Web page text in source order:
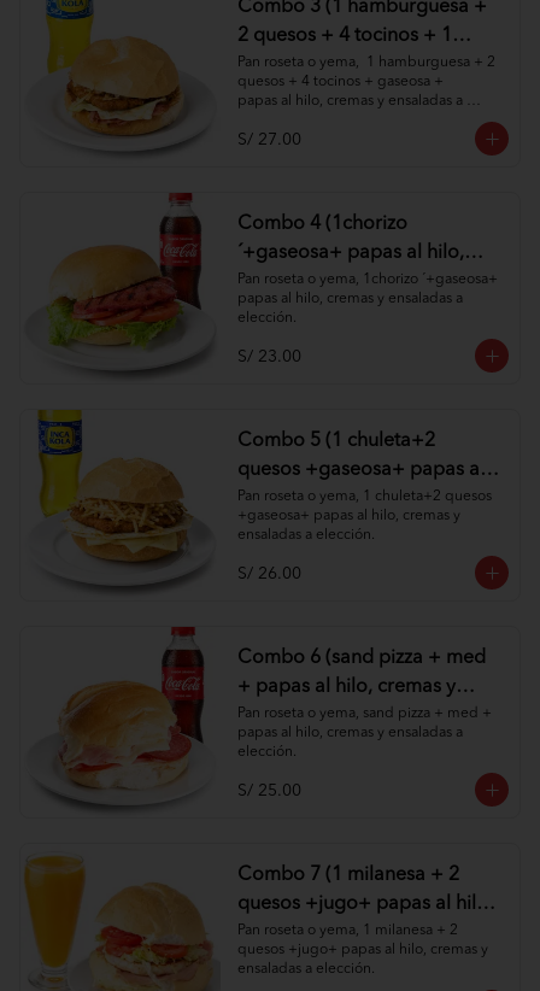
Combo 3 (1 hamburguesa +
2 quesos + 4 tocinos + 1
gaseosa + papas al hilo,
cremas y ensaladas )
Pan roseta o yema,  1 hamburguesa + 2
quesos + 4 tocinos + gaseosa +
papas al hilo, cremas y ensaladas a
S/ 27.00
Combo 4 (1chorizo
´+gaseosa+ papas al hilo,
cremas y ensaladas )
Pan roseta o yema, 1chorizo ´+gaseosa+
papas al hilo, cremas y ensaladas a
elección.
S/ 23.00
Combo 5 (1 chuleta+2
quesos +gaseosa+ papas al
hilo, cremas y ensaladas )
Pan roseta o yema, 1 chuleta+2 quesos
+gaseosa+ papas al hilo, cremas y
ensaladas a elección.
S/ 26.00
Combo 6 (sand pizza + med
+ papas al hilo, cremas y
ensaladas )
Pan roseta o yema, sand pizza + med +
papas al hilo, cremas y ensaladas a
elección.
S/ 25.00
Combo 7 (1 milanesa + 2
quesos +jugo+ papas al hilo,
cremas y ensaladas )
Pan roseta o yema, 1 milanesa + 2
quesos +jugo+ papas al hilo, cremas y
ensaladas a elección.